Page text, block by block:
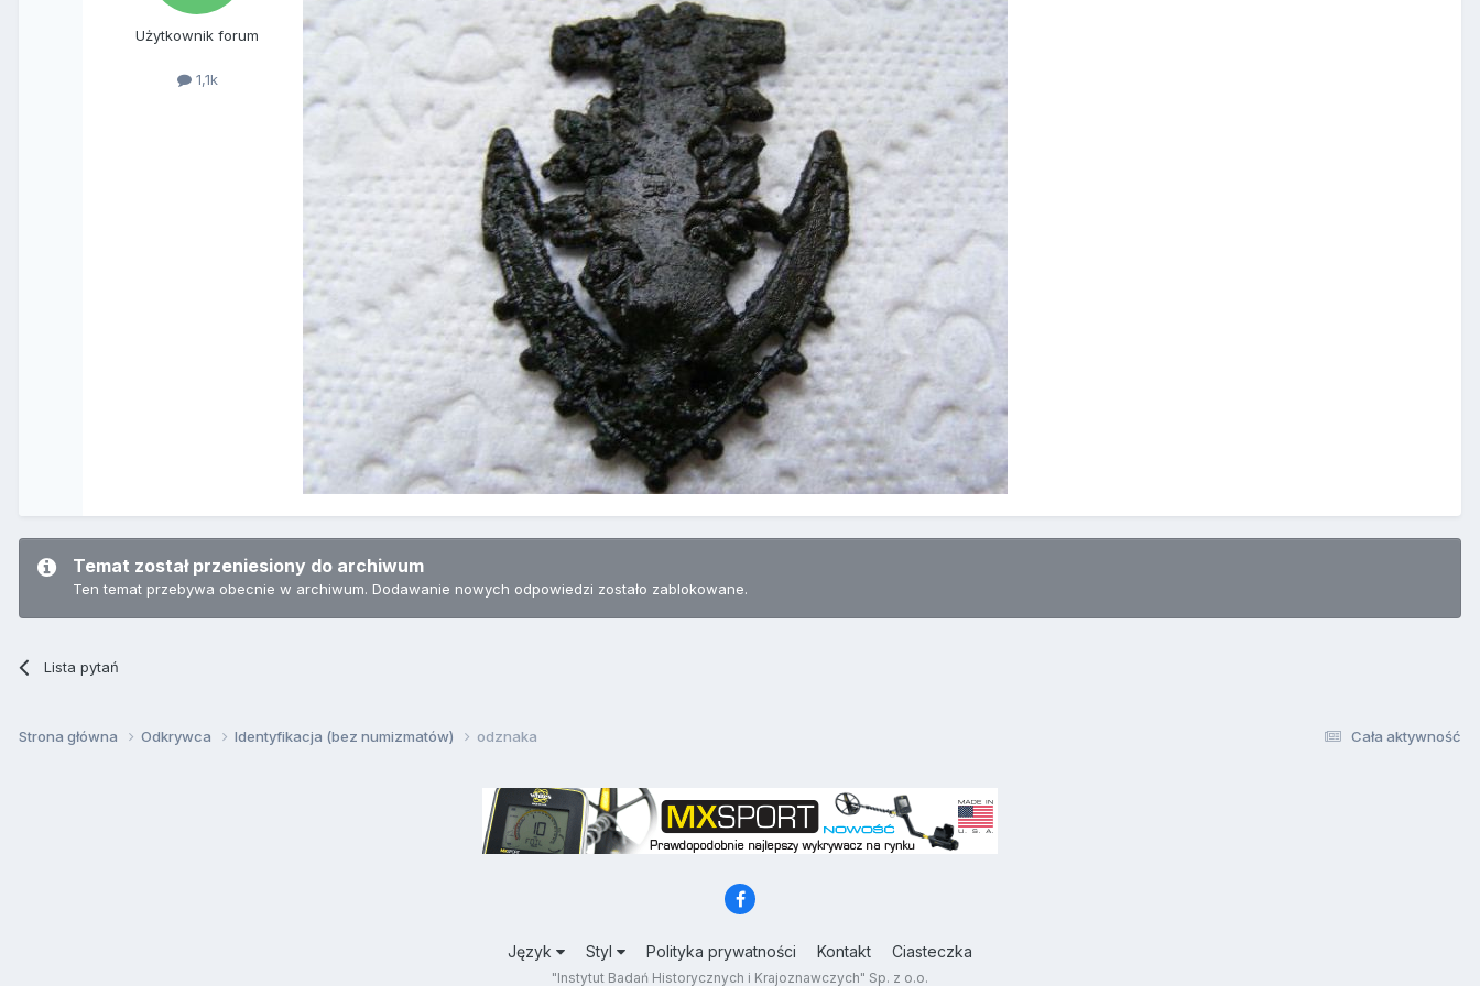
Użytkownik forum
1,1k
Temat został przeniesiony do archiwum
Ten temat przebywa obecnie w archiwum. Dodawanie nowych odpowiedzi zostało zablokowane.
Lista pytań
Cała aktywność
Strona główna Odkrywca Identyfikacja (bez numizmatów) odznaka
Język Styl Polityka prywatności Kontakt Ciasteczka
"Instytut Badań Historycznych i Krajoznawczych" Sp. z o.o.